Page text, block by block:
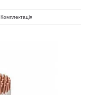
Комплектація